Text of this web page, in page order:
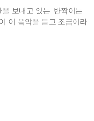
보내고 있는, 반짝이는
이 음악을 듣고 조금이라